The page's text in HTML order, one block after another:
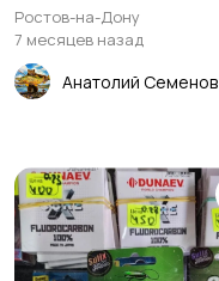
Ростов-на-Дону
7 месяцев назад
Анатолий Семенов